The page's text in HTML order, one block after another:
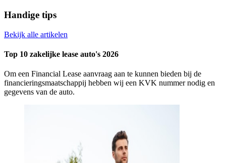
Handige tips
Bekijk alle artikelen
Top 10 zakelijke lease auto's 2026
Om een Financial Lease aanvraag aan te kunnen bieden bij de
financieringsmaatschappij hebben wij een KVK nummer nodig en
gegevens van de auto.